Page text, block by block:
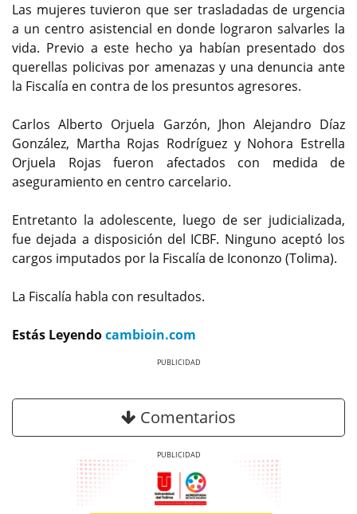
Las mujeres tuvieron que ser trasladadas de urgencia
a un centro asistencial en donde lograron salvarles la
vida. Previo a este hecho ya habían presentado dos
querellas policivas por amenazas y una denuncia ante
la Fiscalía en contra de los presuntos agresores.
Carlos Alberto Orjuela Garzón, Jhon Alejandro Díaz
González, Martha Rojas Rodríguez y Nohora Estrella
Orjuela Rojas fueron afectados con medida de
aseguramiento en centro carcelario.
Entretanto la adolescente, luego de ser judicializada,
fue dejada a disposición del ICBF. Ninguno aceptó los
cargos imputados por la Fiscalía de Icononzo (Tolima).
La Fiscalía habla con resultados.
Estás Leyendocambioin.com
Comentarios